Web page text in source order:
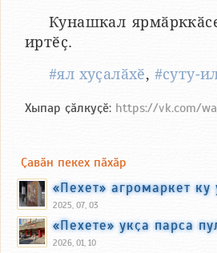
Кунашкал
иртӗҫ.
#ял хуҫалӑхӗ, #суту-
Хыпар ҫӑлкуҫӗ: https://vk.com/
Ҫавӑн пекех пӑхӑр
«Пехет» агромаркет ку
2025, 07, 03
«Пехете» укҫа парса
2026, 01, 10